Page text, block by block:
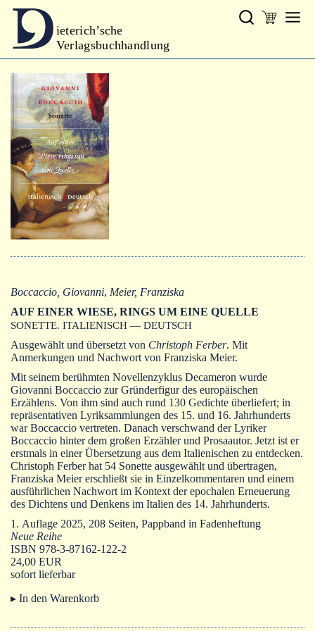
ieterich’sche
Verlagsbuchhandlung
Handbibliothek Dieterich
Bibliophilia
Autoren
Warenkorb
Boccaccio, Giovanni, Meier, Franziska
AUF EINER WIESE, RINGS UM EINE QUELLE
SONETTE. ITALIENISCH — DEUTSCH
Ausgewählt und übersetzt von Christoph Ferber. Mit
Anmerkungen und Nachwort von Franziska Meier.
Mit seinem berühmten Novellenzyklus Decameron wurde
Giovanni Boccaccio zur Gründerfigur des europäischen
Erzählens. Von ihm sind auch rund 130 Gedichte überliefert; in
repräsentativen Lyriksammlungen des 15. und 16. Jahrhunderts
war Boccaccio vertreten. Danach verschwand der Lyriker
Boccaccio hinter dem großen Erzähler und Prosaautor. Jetzt ist er
erstmals in einer Übersetzung aus dem Italienischen zu entdecken.
Christoph Ferber hat 54 Sonette ausgewählt und übertragen,
Franziska Meier erschließt sie in Einzelkommentaren und einem
ausführlichen Nachwort im Kontext der epochalen Erneuerung
des Dichtens und Denkens im Italien des 14. Jahrhunderts.
1. Auflage 2025, 208 Seiten, Pappband in Fadenheftung
Neue Reihe
ISBN 978-3-87162-122-2
24,00 EUR
sofort lieferbar
▸ In den Warenkorb